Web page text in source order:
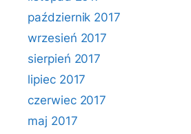
październik 2017
wrzesień 2017
sierpień 2017
lipiec 2017
czerwiec 2017
maj 2017